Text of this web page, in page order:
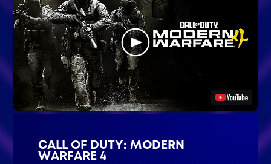
CALL OF DUTY: MODERN
WARFARE 4